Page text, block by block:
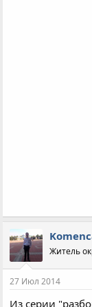
Житель
27 Июл 2014
Из серии